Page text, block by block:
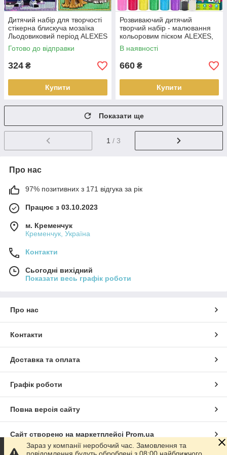
Дитячий набір для творчості
стікерна блискуча мозаїка
Льодовиковий період ALEXES
Готово до відправки
324 ₴
Купити
Розвиваючий дитячий
творчий набір - малювання
кольоровим піском ALEXES,
6 великих картинок
В наявності
660 ₴
Купити
Показати ще
1 / 3
Про нас
97% позитивних з 171 відгука за рік
Працює з 03.10.2023
м. Кременчук
Кременчук, Україна
Контакти
Сьогодні вихідний
Показати весь графік роботи
Про нас
Контакти
Доставка та оплата
Графік роботи
Повна версія сайту
Сайт створено на маркетплейсі Prom.ua
Зараз у компанії неробочий час. Замовлення та